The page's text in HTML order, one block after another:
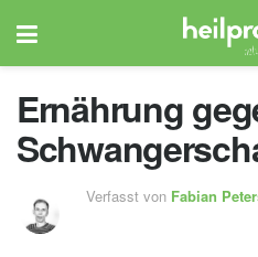
Ernährung
Verfasst von Fabian